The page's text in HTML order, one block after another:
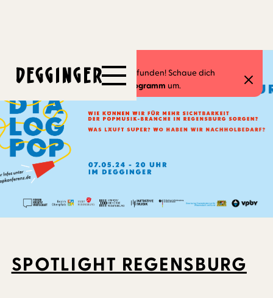
Dieses Event hat schon stattgefunden! Schaue dich
gerne in unseremaktuellen Programm um.
7.5.2024
SPOTLIGHT REGENSBURG